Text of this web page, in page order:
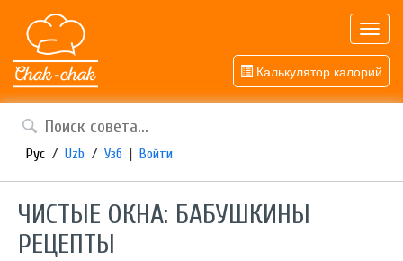
Калькулятор калорий
Рус / Uzb / Узб | Войти
ЧИСТЫЕ ОКНА: БАБУШКИНЫ
РЕЦЕПТЫ